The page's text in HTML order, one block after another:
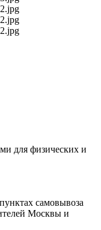
для физических и
самовывоза
Москвы и